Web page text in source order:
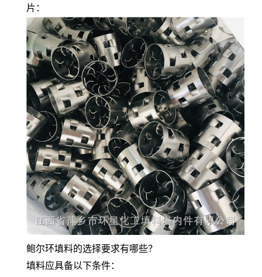
片：
鲍尔环填料的选择要求有哪些？
填料应具备以下条件：